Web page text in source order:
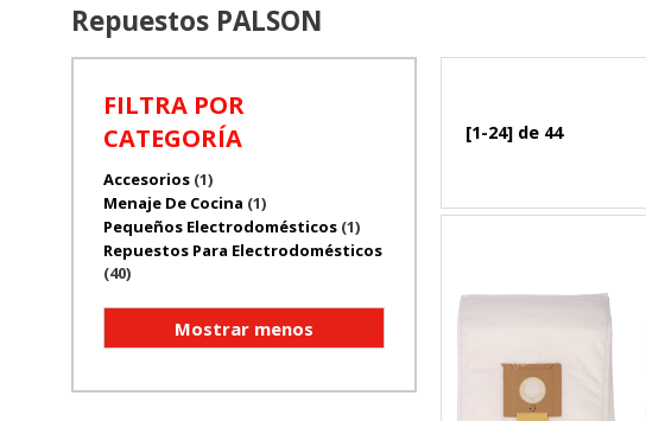
Repuestos PALSON
FILTRA POR
CATEGORÍA
Accesorios (1)
Menaje De Cocina (1)
Pequeños Electrodomésticos (1)
Repuestos Para Electrodomésticos
(40)
[1-24] de 44